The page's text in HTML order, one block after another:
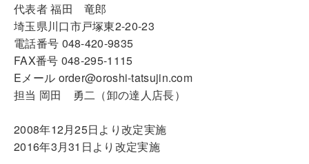
代表者 福田 竜郎
埼玉県川口市戸塚東2-20-23
電話番号 048-420-9835
FAX番号 048-295-1115
Eメール order@oroshi-tatsujin.com
担当 岡田 勇二（卸の達人店長）
2008年12月25日より改定実施
2016年3月31日より改定実施